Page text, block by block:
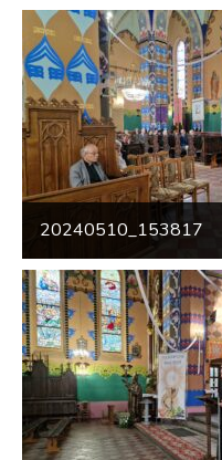
20240510_153817